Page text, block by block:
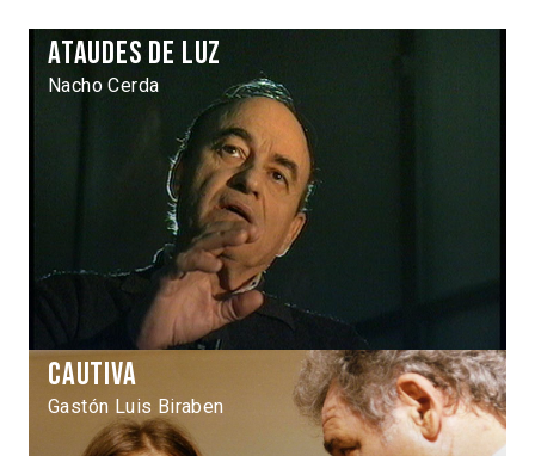
Ataudes de luz
Nacho Cerda
Cautiva
Gastón Luis Biraben